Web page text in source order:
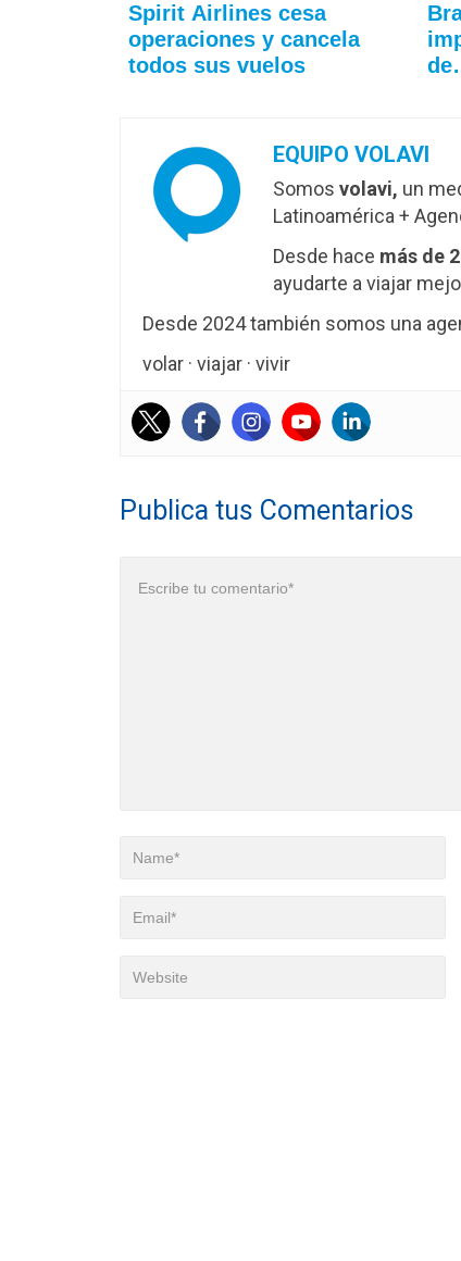
Spirit Airlines cesa
operaciones y cancela
todos sus vuelos
EQUIPO VOLAVI
Somos volavi, un
Latinoamérica +
Desde hace más de
ayudarte a viajar
Desde 2024 también somos una
volar · viajar · vivir
Publica tus Comentarios